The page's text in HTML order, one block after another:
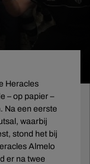
Heracles
– op papier –
Na een eerste
waarbij
stond het bij
Almelo
er na twee